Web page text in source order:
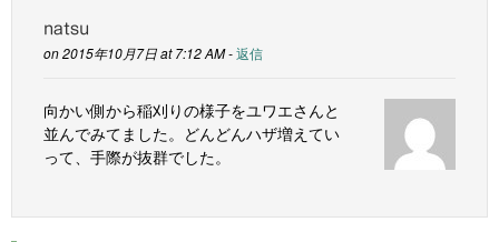
natsu
on 2015年10月7日 at 7:12 AM -返信
向かい側から稲刈りの様子をユワエさんと
並んでみてました。どんどんハザ増えてい
って、手際が抜群でした。